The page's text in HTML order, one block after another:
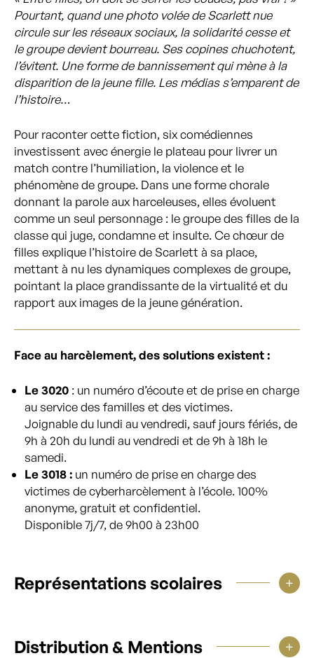
Pourtant, quand une photo volée de Scarlett nue
circule sur les réseaux sociaux, la solidarité cesse et
le groupe devient bourreau. Ses copines chuchotent,
l’évitent. Une forme de bannissement qui mène à la
disparition de la jeune fille. Les médias s’emparent de
l’histoire…
Pour raconter cette fiction, six comédiennes
investissent avec énergie le plateau pour livrer un
match contre l’humiliation, la violence et le
phénomène de groupe. Dans une forme chorale
donnant la parole aux harceleuses, elles évoluent
comme un seul personnage : le groupe des filles de la
classe qui juge, condamne et insulte. Ce chœur de
filles explique l’histoire de Scarlett à sa place,
mettant à nu les dynamiques complexes de groupe,
pointant la place grandissante de la virtualité et du
rapport aux images de la jeune génération.
Face au harcèlement, des solutions existent :
Le 3020 : un numéro d’écoute et de prise en charge
au service des familles et des victimes.
Joignable du lundi au vendredi, sauf jours fériés, de
9h à 20h du lundi au vendredi et de 9h à 18h le
samedi.
Le 3018 : un numéro de prise en charge des
victimes de cyberharcèlement à l’école. 100%
anonyme, gratuit et confidentiel.
Disponible 7j/7, de 9h00 à 23h00
Représentations scolaires
Distribution & Mentions